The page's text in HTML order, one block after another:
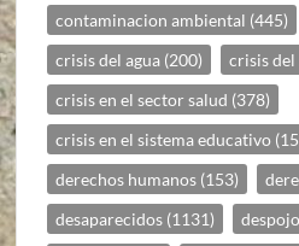
contaminacion ambiental (445)
crisis del agua (200) crisis del
crisis en el sector salud (378)
crisis en el sistema educativo
derechos humanos (153)
desaparecidos (1131) despojo